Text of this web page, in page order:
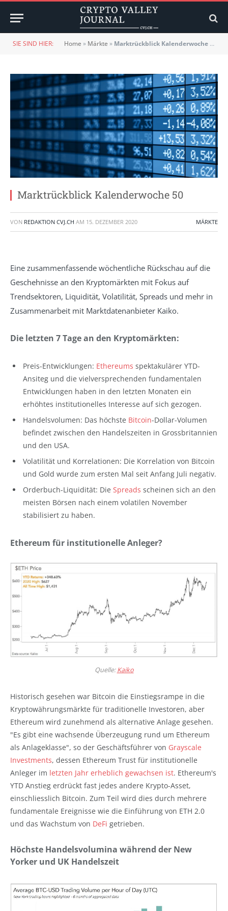
SIE SIND HIER: Home » Märkte » Marktrückblick Kalenderwoche 50
Marktrückblick Kalenderwoche 50
VON REDAKTION CVJ.CH AM 15. DEZEMBER 2020 MÄRKTE
Eine zusammenfassende wöchentliche Rückschau auf die
Geschehnisse an den Kryptomärkten mit Fokus auf
Trendsektoren, Liquidität, Volatilität, Spreads und mehr in
Zusammenarbeit mit Marktdatenanbieter Kaiko.
Die letzten 7 Tage an den Kryptomärkten:
Preis-Entwicklungen: Ethereums spektakulärer YTD-
Ansiteg und die vielversprechenden fundamentalen
Entwicklungen haben in den letzten Monaten ein
erhöhtes institutionelles Interesse auf sich gezogen.
Handelsvolumen: Das höchste Bitcoin-Dollar-Volumen
befindet zwischen den Handelszeiten in Grossbritannien
und den USA.
Volatilität und Korrelationen: Die Korrelation von Bitcoin
und Gold wurde zum ersten Mal seit Anfang Juli negativ.
Orderbuch-Liquidität: Die Spreads scheinen sich an den
meisten Börsen nach einem volatilen November
stabilisiert zu haben.
Ethereum für institutionelle Anleger?
Quelle:Kaiko
Historisch gesehen war Bitcoin die Einstiegsrampe in die
Kryptowährungsmärkte für traditionelle Investoren, aber
Ethereum wird zunehmend als alternative Anlage gesehen.
"Es gibt eine wachsende Überzeugung rund um Ethereum
als Anlageklasse", so der Geschäftsführer von Grayscale
Investments, dessen Ethereum Trust für institutionelle
Anleger im letzten Jahr erheblich gewachsen ist. Ethereum's
YTD Anstieg erdrückt fast jedes andere Krypto-Asset,
einschliesslich Bitcoin. Zum Teil wird dies durch mehrere
fundamentale Ereignisse wie die Einführung von ETH 2.0
und das Wachstum von DeFi getrieben.
Höchste Handelsvolumina während der New
Yorker und UK Handelszeit